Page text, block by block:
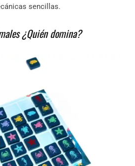
sencillas.
¿Quién domina?